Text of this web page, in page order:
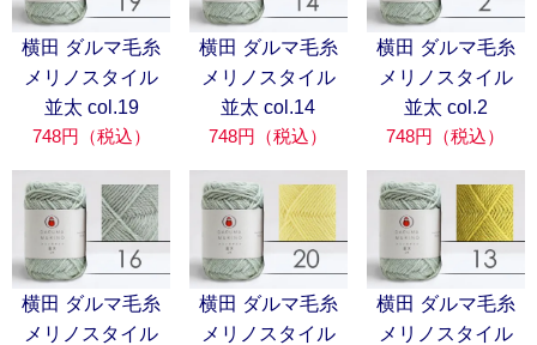
横田 ダルマ毛糸
メリノスタイル
並太 col.19
748円（税込）
横田 ダルマ毛糸
メリノスタイル
並太 col.14
748円（税込）
横田 ダルマ毛糸
メリノスタイル
並太 col.2
748円（税込）
横田 ダルマ毛糸
メリノスタイル
横田 ダルマ毛糸
メリノスタイル
横田 ダルマ毛糸
メリノスタイル